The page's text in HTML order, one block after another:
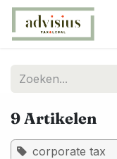
Overslaan naar inhoud
9 Artikelen
corporate tax